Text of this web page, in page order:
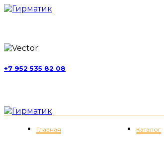
+7 952 535 82 08
Главная Каталог